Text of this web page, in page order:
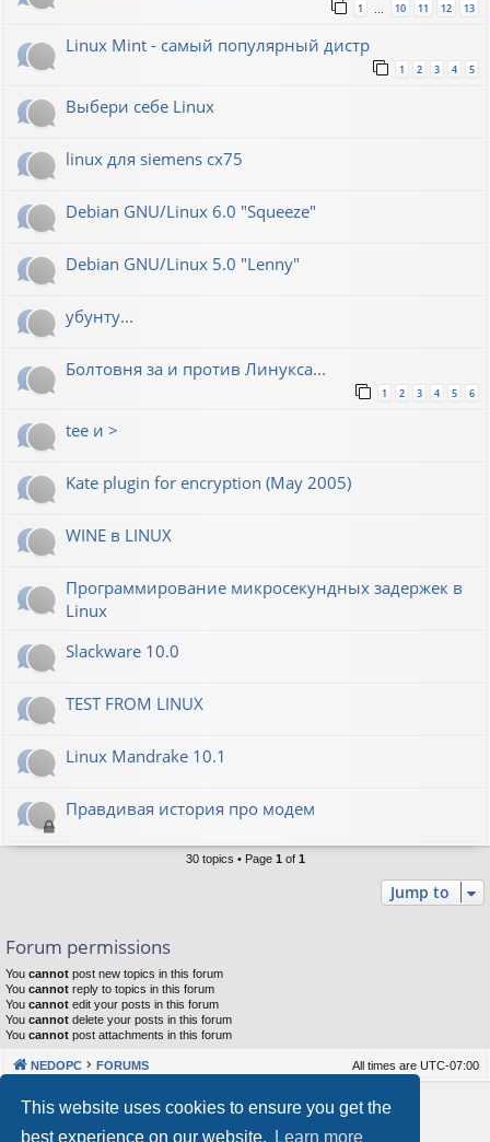
This website uses cookies to ensure you get the
best experience on our website.
Learn more
1 … 10 11 12 13
Linux Mint - самый популярный дистр
1 2 3 4 5
Выбери себе Linux
linux для siemens cx75
Debian GNU/Linux 6.0 "Squeeze"
Debian GNU/Linux 5.0 "Lenny"
убунту...
Болтовня за и против Линукса...
1 2 3 4 5 6
tee и >
Kate plugin for encryption (May 2005)
WINE в LINUX
Программирование микросекундных задержек в
Linux
Slackware 10.0
TEST FROM LINUX
Linux Mandrake 10.1
Правдивая история про модем
30 topics • Page 1 of 1
Jump to
Forum permissions
You cannot post new topics in this forum
You cannot reply to topics in this forum
You cannot edit your posts in this forum
You cannot delete your posts in this forum
You cannot post attachments in this forum
NEDOPC FORUMS All times are UTC-07:00
Powered by phpBB® Forum Software © phpBB Limited
Our VPS Hosting By RimuHosting